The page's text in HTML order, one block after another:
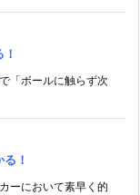
「ボールに触らず次
！
ーにおいて素早く的